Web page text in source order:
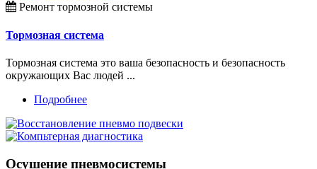
Ремонт тормозной системы
Тормозная система
Тормозная система это ваша безопасность и безопасность
окружающих Вас людей ...
Подробнее
Осушение пневмосистемы